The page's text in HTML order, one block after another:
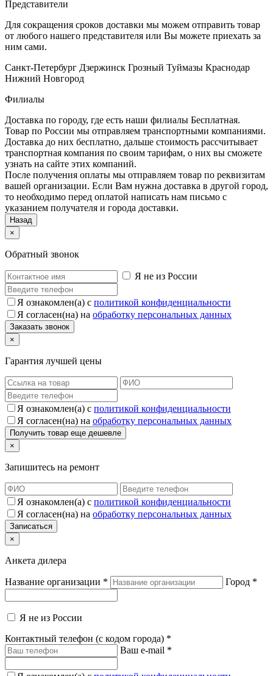
Представители
Для сокращения сроков доставки мы можем отправить товар
от любого нашего представителя или Вы можете приехать за
ним сами.
Санкт-Петербург Дзержинск Грозный Туймазы Краснодар
Нижний Новгород
Филиалы
Доставка по городу, где есть наши филиалы Бесплатная.
Товар по России мы отправляем транспортными компаниями.
Доставка до них бесплатно, дальше стоимость рассчитывает
транспортная компания по своим тарифам, о них вы сможете
узнать на сайте этих компаний.
После получения оплаты мы отправляем товар по реквизитам
вашей организации. Если Вам нужна доставка в другой город,
то необходимо перед оплатой написать нам письмо с
указанием получателя и города доставки.
Назад
×
Обратный звонок
Я не из России
Я ознакомлен(а) с политикой конфиденциальности
Я согласен(на) на обработку персональных данных
×
Гарантия лучшей цены
Я ознакомлен(а) с политикой конфиденциальности
Я согласен(на) на обработку персональных данных
×
Запишитесь на ремонт
Я ознакомлен(а) с политикой конфиденциальности
Я согласен(на) на обработку персональных данных
×
Анкета дилера
Название организации * Город *
Я не из России
Контактный телефон (с кодом города) *
Ваш e-mail *